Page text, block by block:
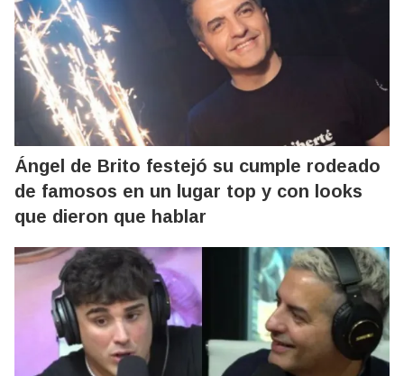
Ángel de Brito festejó su cumple rodeado
de famosos en un lugar top y con looks
que dieron que hablar